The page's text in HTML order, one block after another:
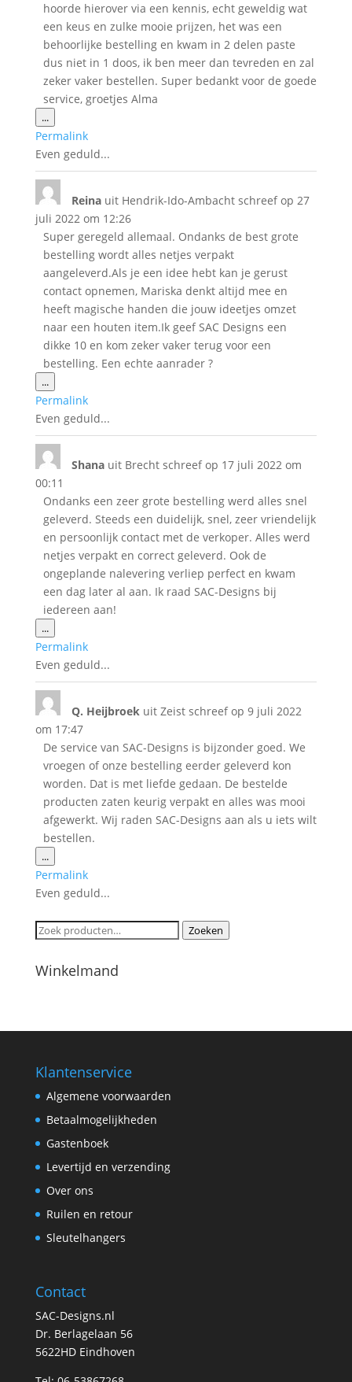
hoorde hierover via een kennis, echt geweldig wat
een keus en zulke mooie prijzen, het was een
behoorlijke bestelling en kwam in 2 delen paste
dus niet in 1 doos, ik ben meer dan tevreden en zal
zeker vaker bestellen. Super bedankt voor de goede
service, groetjes Alma
...Wissel
deze
metabox.
Permalink
Even geduld...
Reina uit Hendrik-Ido-Ambacht schreef op 27
juli 2022 om 12:26
Super geregeld allemaal. Ondanks de best grote
bestelling wordt alles netjes verpakt
aangeleverd.Als je een idee hebt kan je gerust
contact opnemen, Mariska denkt altijd mee en
heeft magische handen die jouw ideetjes omzet
naar een houten item.Ik geef SAC Designs een
dikke 10 en kom zeker vaker terug voor een
bestelling. Een echte aanrader ?
...Wissel
deze
metabox.
Permalink
Even geduld...
Shana uit Brecht schreef op 17 juli 2022 om
00:11
Ondanks een zeer grote bestelling werd alles snel
geleverd. Steeds een duidelijk, snel, zeer vriendelijk
en persoonlijk contact met de verkoper. Alles werd
netjes verpakt en correct geleverd. Ook de
ongeplande nalevering verliep perfect en kwam
een dag later al aan. Ik raad SAC-Designs bij
iedereen aan!
...Wissel
deze
metabox.
Permalink
Even geduld...
Q. Heijbroek uit Zeist schreef op 9 juli 2022
om 17:47
De service van SAC-Designs is bijzonder goed. We
vroegen of onze bestelling eerder geleverd kon
worden. Dat is met liefde gedaan. De bestelde
producten zaten keurig verpakt en alles was mooi
afgewerkt. Wij raden SAC-Designs aan als u iets wilt
bestellen.
...Wissel
deze
metabox.
Permalink
Even geduld...
Zoeken
Zoeken
Winkelmand
Klantenservice
Algemene voorwaarden
Betaalmogelijkheden
Gastenboek
Levertijd en verzending
Over ons
Ruilen en retour
Sleutelhangers
Contact
SAC-Designs.nl
Dr. Berlagelaan 56
5622HD Eindhoven